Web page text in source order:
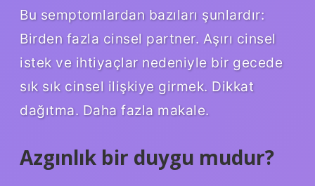
Bu semptomlardan bazıları şunlardır:
Birden fazla cinsel partner. Aşırı cinsel
istek ve ihtiyaçlar nedeniyle bir gecede
sık sık cinsel ilişkiye girmek. Dikkat
dağıtma. Daha fazla makale.
Azgınlık bir duygu mudur?